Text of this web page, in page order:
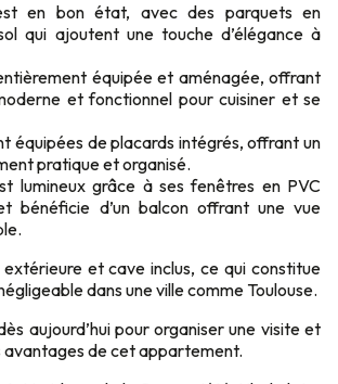
en bon état, avec des parquets en
qui ajoutent une touche d’élégance à
équipée et aménagée, offrant
et fonctionnel pour cuisiner et se
équipées de placards intégrés, offrant un
pratique et organisé.
lumineux grâce à ses fenêtres en PVC
bénéficie d’un balcon offrant une vue
et cave inclus, ce qui constitue
dans une ville comme Toulouse.
aujourd’hui pour organiser une visite et
avantages de cet appartement.